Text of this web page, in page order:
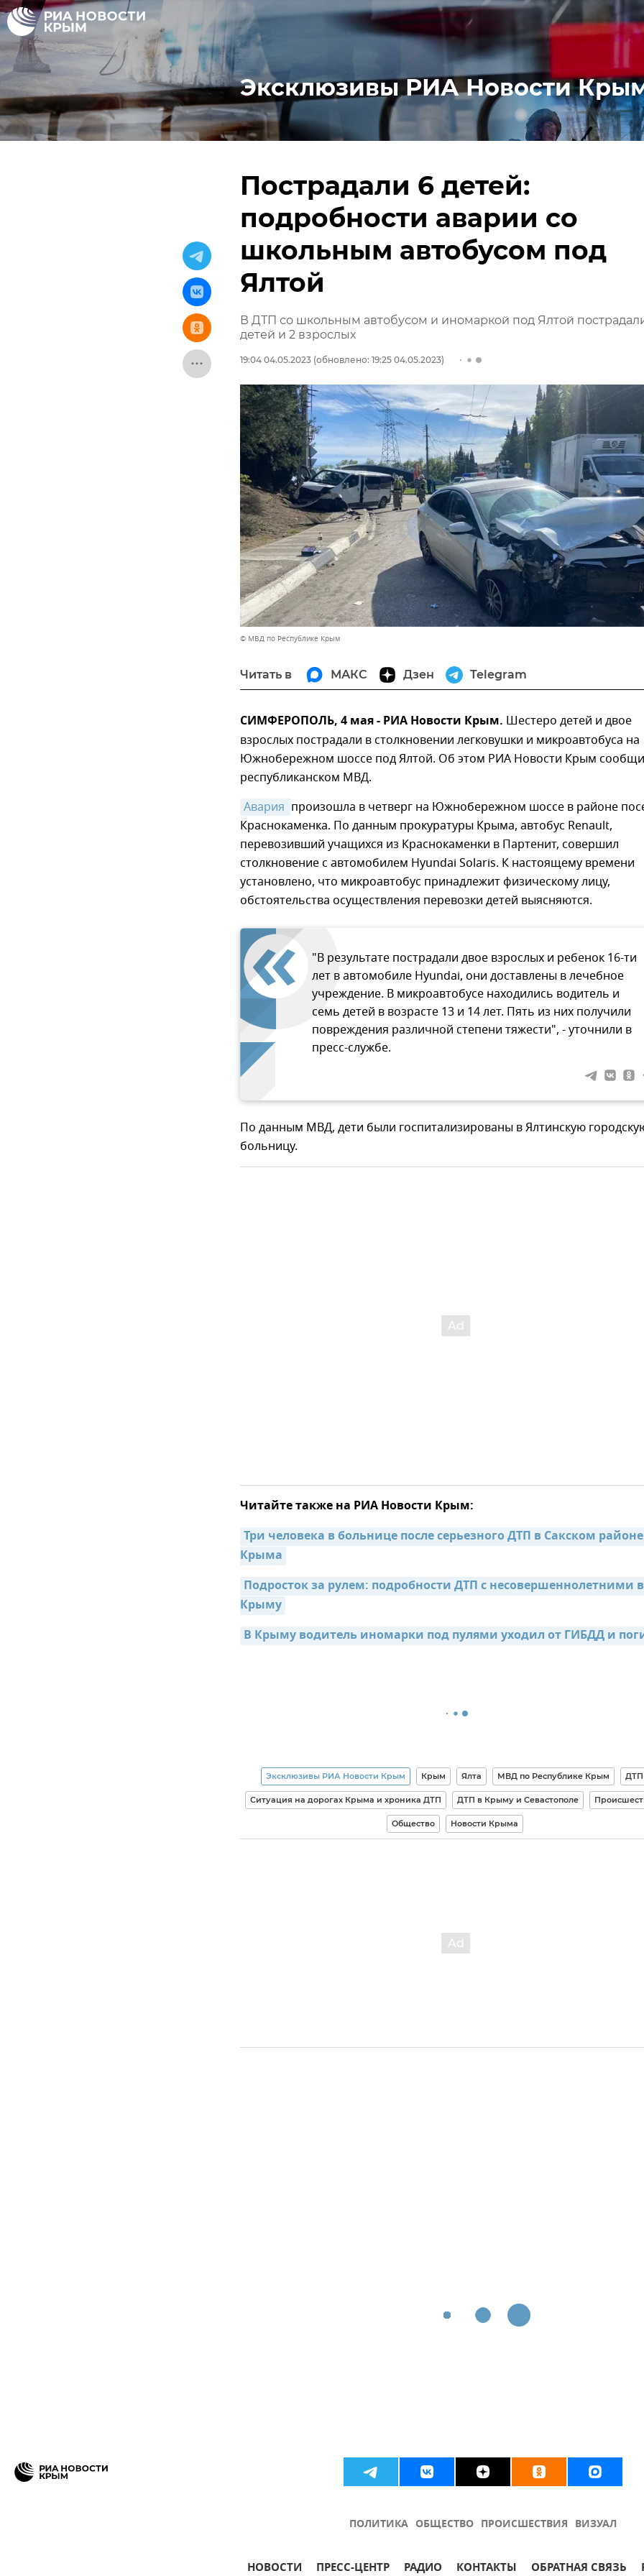
Эксклюзивы РИА Новости
Пострадали 6 детей:
подробности аварии со
школьным автобусом под
Ялтой
В ДТП со школьным автобусом и иномаркой под Ялтой
детей и 2 взрослых
19:04 04.05.2023 (обновлено: 19:25 04.05.2023)
© МВД по Республике Крым
Читать в МАКС Дзен Telegram
СИМФЕРОПОЛЬ, 4 мая - РИА Новости Крым. Шестеро детей и двое
взрослых пострадали в столкновении легковушки и микроавтобуса на
Южнобережном шоссе под Ялтой. Об этом РИА Новости Крым
республиканском МВД.
Авария произошла в четверг на Южнобережном шоссе в районе
Краснокаменка. По данным прокуратуры Крыма, автобус Renault,
перевозивший учащихся из Краснокаменки в Партенит, совершил
столкновение с автомобилем Hyundai Solaris. К настоящему времени
установлено, что микроавтобус принадлежит физическому лицу,
обстоятельства осуществления перевозки детей выясняются.
"В результате пострадали двое взрослых и ребенок 16-ти
лет в автомобиле Hyundai, они доставлены в лечебное
учреждение. В микроавтобусе находились водитель и
семь детей в возрасте 13 и 14 лет. Пять из них получили
повреждения различной степени тяжести", - уточнили в
пресс-службе.
По данным МВД, дети были госпитализированы в Ялтинскую
больницу.
Читайте также на РИА Новости Крым:
Три человека в больнице после серьезного ДТП в Сакском районе
Крыма
Подросток за рулем: подробности ДТП с несовершеннолетними в
Крыму
В Крыму водитель иномарки под пулями уходил от ГИБДД и
Эксклюзивы РИА Новости Крым Крым Ялта МВД по Республике Крым ДТП
Ситуация на дорогах Крыма и хроника ДТП ДТП в Крыму и Севастополе
Общество Новости Крыма
ПОЛИТИКА ОБЩЕСТВО ПРОИСШЕСТВИЯ ВИЗУАЛ
НОВОСТИ ПРЕСС-ЦЕНТР РАДИО КОНТАКТЫ ОБРАТНАЯ СВЯЗЬ